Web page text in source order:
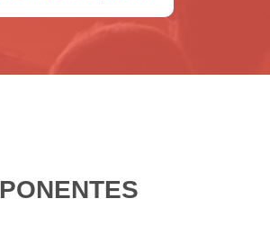
PONENTES